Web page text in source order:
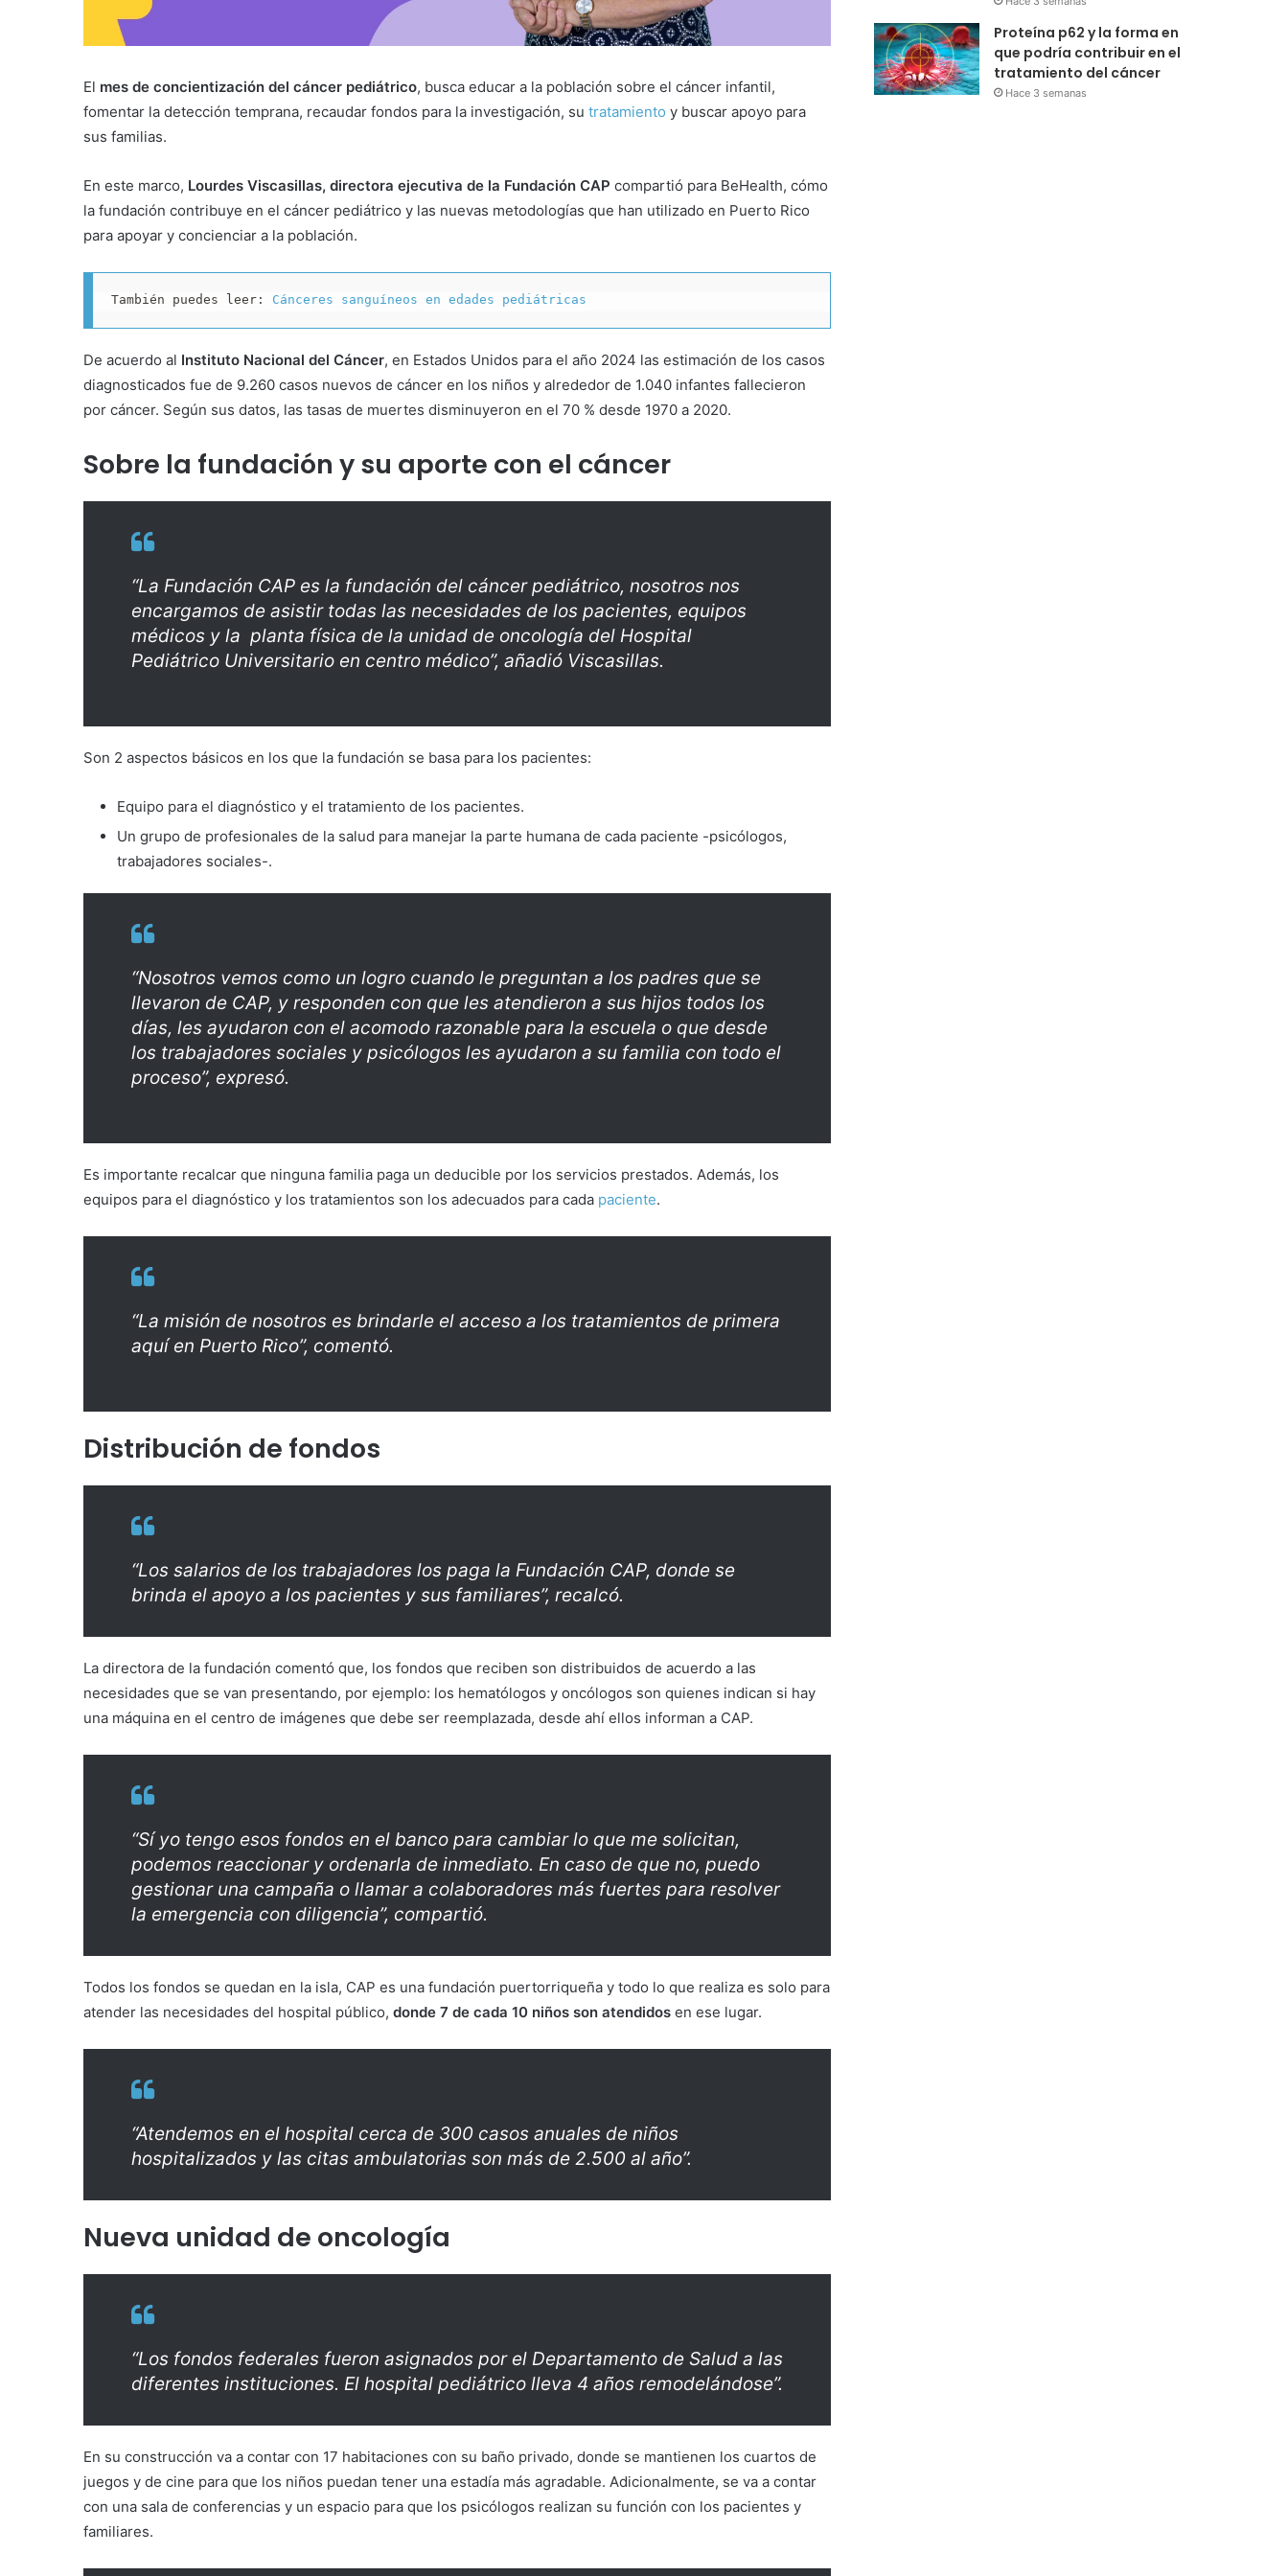
El mes de concientización del cáncer pediátrico, busca educar a la población sobre el cáncer infantil,
fomentar la detección temprana, recaudar fondos para la investigación, su tratamiento y buscar apoyo para
sus familias.
En este marco, Lourdes Viscasillas, directora ejecutiva de la Fundación CAP compartió para BeHealth, cómo
la fundación contribuye en el cáncer pediátrico y las nuevas metodologías que han utilizado en Puerto Rico
para apoyar y concienciar a la población.
También puedes leer: Cánceres sanguíneos en edades pediátricas
De acuerdo al Instituto Nacional del Cáncer, en Estados Unidos para el año 2024 las estimación de los casos
diagnosticados fue de 9.260 casos nuevos de cáncer en los niños y alrededor de 1.040 infantes fallecieron
por cáncer. Según sus datos, las tasas de muertes disminuyeron en el 70 % desde 1970 a 2020.
Sobre la fundación y su aporte con el cáncer
“La Fundación CAP es la fundación del cáncer pediátrico, nosotros nos
encargamos de asistir todas las necesidades de los pacientes, equipos
médicos y la planta física de la unidad de oncología del Hospital
Pediátrico Universitario en centro médico”, añadió Viscasillas.
Son 2 aspectos básicos en los que la fundación se basa para los pacientes:
Equipo para el diagnóstico y el tratamiento de los pacientes.
Un grupo de profesionales de la salud para manejar la parte humana de cada paciente -psicólogos,
trabajadores sociales-.
“Nosotros vemos como un logro cuando le preguntan a los padres que se
llevaron de CAP, y responden con que les atendieron a sus hijos todos los
días, les ayudaron con el acomodo razonable para la escuela o que desde
los trabajadores sociales y psicólogos les ayudaron a su familia con todo el
proceso”, expresó.
Es importante recalcar que ninguna familia paga un deducible por los servicios prestados. Además, los
equipos para el diagnóstico y los tratamientos son los adecuados para cada paciente.
“La misión de nosotros es brindarle el acceso a los tratamientos de primera
aquí en Puerto Rico”, comentó.
Distribución de fondos
“Los salarios de los trabajadores los paga la Fundación CAP, donde se
brinda el apoyo a los pacientes y sus familiares”, recalcó.
La directora de la fundación comentó que, los fondos que reciben son distribuidos de acuerdo a las
necesidades que se van presentando, por ejemplo: los hematólogos y oncólogos son quienes indican si hay
una máquina en el centro de imágenes que debe ser reemplazada, desde ahí ellos informan a CAP.
“Sí yo tengo esos fondos en el banco para cambiar lo que me solicitan,
podemos reaccionar y ordenarla de inmediato. En caso de que no, puedo
gestionar una campaña o llamar a colaboradores más fuertes para resolver
la emergencia con diligencia”, compartió.
Todos los fondos se quedan en la isla, CAP es una fundación puertorriqueña y todo lo que realiza es solo para
atender las necesidades del hospital público, donde 7 de cada 10 niños son atendidos en ese lugar.
“Atendemos en el hospital cerca de 300 casos anuales de niños
hospitalizados y las citas ambulatorias son más de 2.500 al año”.
Nueva unidad de oncología
“Los fondos federales fueron asignados por el Departamento de Salud a las
diferentes instituciones. El hospital pediátrico lleva 4 años remodelándose”.
En su construcción va a contar con 17 habitaciones con su baño privado, donde se mantienen los cuartos de
juegos y de cine para que los niños puedan tener una estadía más agradable. Adicionalmente, se va a contar
con una sala de conferencias y un espacio para que los psicólogos realizan su función con los pacientes y
familiares.
Proteína p62 y la forma en
que podría contribuir en el
tratamiento del cáncer
Hace 3 semanas